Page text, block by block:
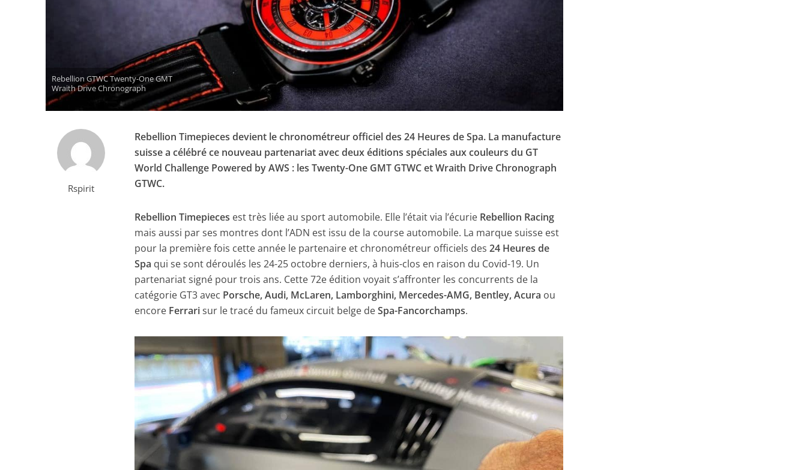
Rebellion GTWC Twenty-One GMT
Wraith Drive Chronograph
Rspirit
Rebellion Timepieces devient le chronométreur officiel des 24 Heures de Spa. La manufacture
suisse a célébré ce nouveau partenariat avec deux éditions spéciales aux couleurs du GT
World Challenge Powered by AWS : les Twenty-One GMT GTWC et Wraith Drive Chronograph
GTWC.
Rebellion Timepieces est très liée au sport automobile. Elle l’était via l’écurie Rebellion Racing
mais aussi par ses montres dont l’ADN est issu de la course automobile. La marque suisse est
pour la première fois cette année le partenaire et chronométreur officiels des24 Heures de
Spa qui se sont déroulés les 24-25 octobre derniers, à huis-clos en raison du Covid-19. Un
partenariat signé pour trois ans. Cette 72e édition voyait s’affronter les concurrents de la
catégorie GT3 avec Porsche, Audi, McLaren, Lamborghini, Mercedes-AMG, Bentley, Acura ou
encore Ferrarisur le tracé du fameux circuit belge deSpa-Fancorchamps.